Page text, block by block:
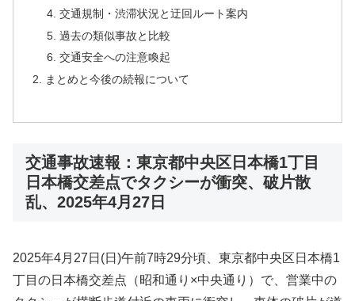
交通規制・渋滞状況と迂回ルート案内
過去の類似事故と比較
交通安全への注意喚起
まとめと今後の続報について
交通事故速報：東京都中央区日本橋1丁目
日本橋交差点でタクシーが衝突、破片散
乱、2025年4月27日
2025年4月27日(日)午前7時29分頃、東京都中央区日本橋1
丁目の日本橋交差点（昭和通り×中央通り）で、営業中の